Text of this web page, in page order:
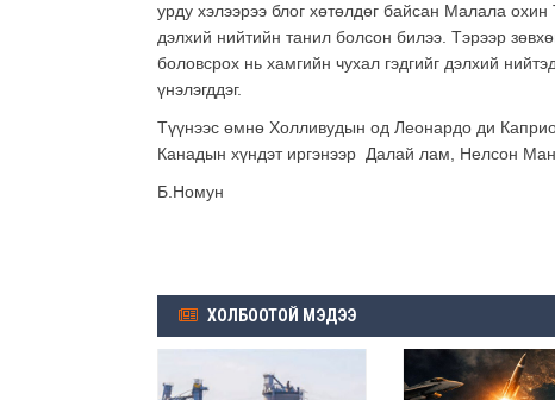
урду хэлээрээ блог хөтөлдөг байсан Малала
дэлхий нийтийн танил болсон билээ. Тэрээр
боловсрох нь хамгийн чухал гэдгийг дэлхий
үнэлэгддэг.
Түүнээс өмнө Холливудын од Леонардо ди
Канадын хүндэт иргэнээр Далай лам, Нелсон
Б.Номун
ХОЛБООТОЙ МЭДЭЭ